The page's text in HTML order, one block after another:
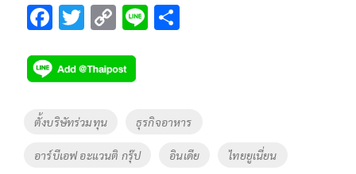
F
e
b
o
o
T
tt
er
C
p
y
Li
n
Li
Tags
ตั้งบริษัทร่วมทุน ธุรกิจอาหาร
อาร์บีเอฟ อะแวนติ กรุ๊ป อินเดีย ไทยยูเนี่ยน